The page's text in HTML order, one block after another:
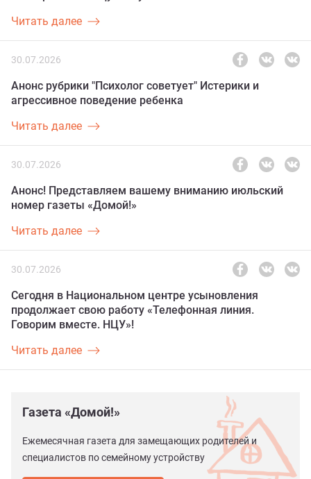
Читать далее
30.07.2026
Анонс рубрики "Психолог советует" Истерики и
агрессивное поведение ребенка
Читать далее
30.07.2026
Анонс! Представляем вашему вниманию июльский
номер газеты «Домой!»
Читать далее
30.07.2026
Сегодня в Национальном центре усыновления
продолжает свою работу «Телефонная линия.
Говорим вместе. НЦУ»!
Читать далее
Газета «Домой!»
Ежемесячная газета для замещающих родителей и
специалистов по семейному устройству